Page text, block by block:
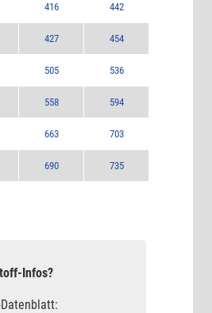
416 442
427 454
505 536
558 594
663 703
690 735
Infos?